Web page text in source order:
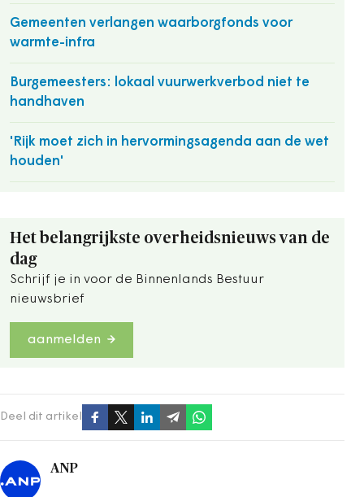
Gemeenten verlangen waarborgfonds voor
warmte-infra
Burgemeesters: lokaal vuurwerkverbod niet te
handhaven
'Rijk moet zich in hervormingsagenda aan de wet
houden'
Het belangrijkste overheidsnieuws van de
dag
Schrijf je in voor de Binnenlands Bestuur
nieuwsbrief
aanmelden
Deel dit artikel
ANP